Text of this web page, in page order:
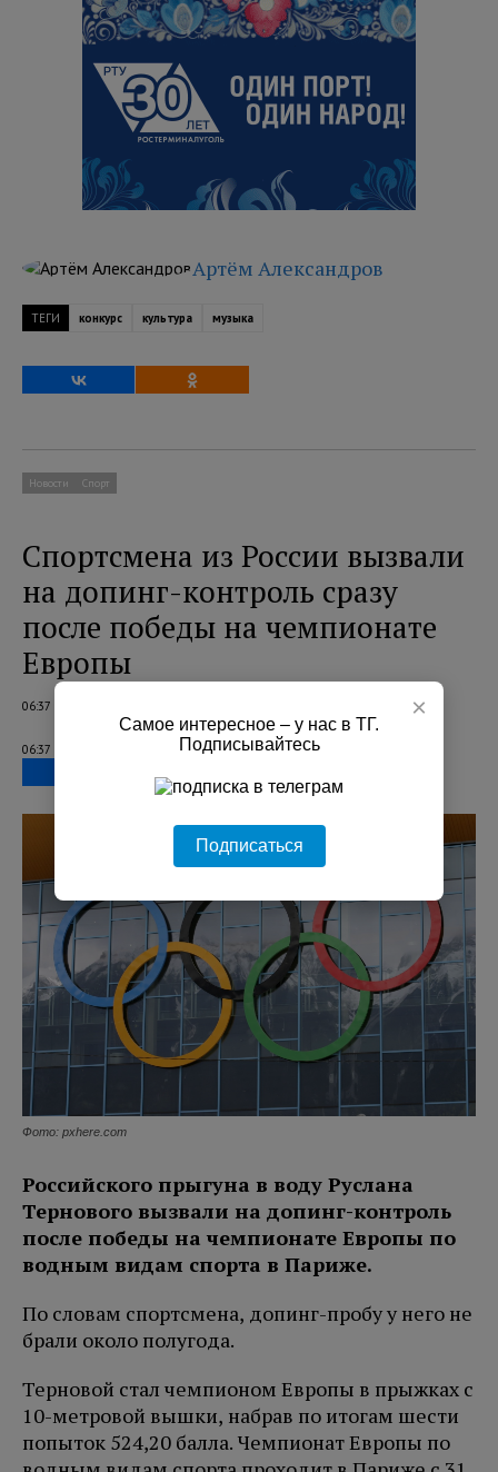
Артём Александров
ТЕГИ конкурс культура музыка
Новости Спорт
Спортсмена из России вызвали
на допинг-контроль сразу
после победы на чемпионате
Европы
06:37 07.08.2026
06:37 07.08.2026
Фото: pxhere.com
Российского прыгуна в воду Руслана
Тернового вызвали на допинг-контроль
после победы на чемпионате Европы по
водным видам спорта в Париже.
По словам спортсмена, допинг-пробу у него не
брали около полугода.
Терновой стал чемпионом Европы в прыжках с
10-метровой вышки, набрав по итогам шести
попыток 524,20 балла. Чемпионат Европы по
×
Самое интересное – у нас в ТГ.
Подписывайтесь
Подписаться